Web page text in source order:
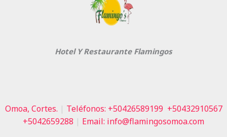
Hotel Y Restaurante Flamingos
Omoa, Cortes. | Teléfonos: +50426589199 +50432910567
+5042659288 | Email: info@flamingosomoa.com